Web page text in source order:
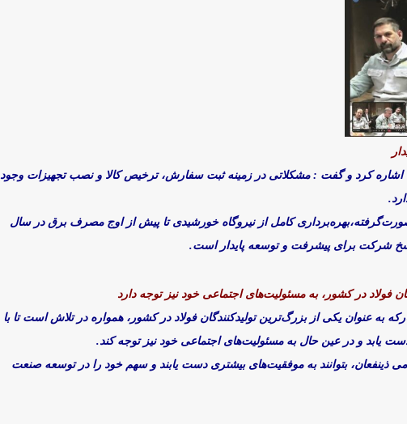
کرد و گفت : مشکلاتی در زمینه ثبت سفارش، ترخیص کالا و نصب تجهیزات وجود
صورت‌گرفته،بهره‌برداری کامل از نیروگاه خورشیدی تا پیش از اوج مصرف برق در سال
فولاد در کشور، به مسئولیت‌های اجتماعی خود نیز توجه دارد
به عنوان یکی از بزرگ‌ترین تولیدکنندگان فولاد در کشور، همواره در تلاش است تا با
یابد و در عین حال به مسئولیت‌های اجتماعی خود نیز توجه کند.
ذینفعان، بتوانند به موفقیت‌های بیشتری دست یابند و سهم خود را در توسعه صنعت